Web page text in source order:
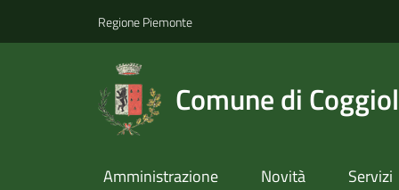
Regione Piemonte
Comune di
Amministrazione Novità Servizi